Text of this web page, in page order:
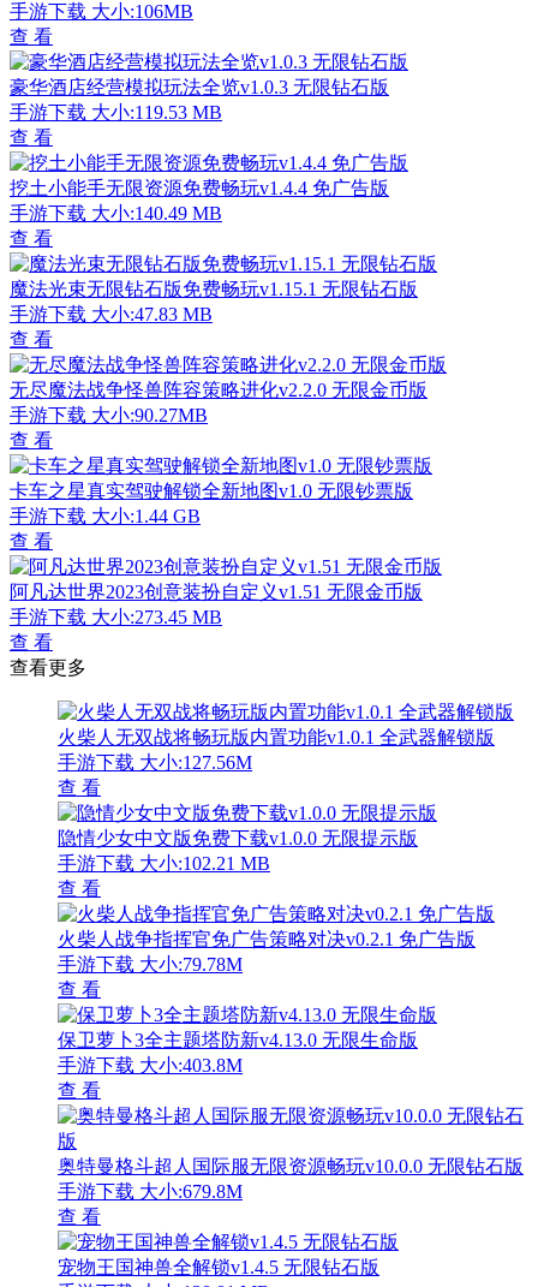
手游下载 大小:106MB
查 看
豪华酒店经营模拟玩法全览v1.0.3 无限钻石版
手游下载 大小:119.53 MB
查 看
挖土小能手无限资源免费畅玩v1.4.4 免广告版
手游下载 大小:140.49 MB
查 看
魔法光束无限钻石版免费畅玩v1.15.1 无限钻石版
手游下载 大小:47.83 MB
查 看
无尽魔法战争怪兽阵容策略进化v2.2.0 无限金币版
手游下载 大小:90.27MB
查 看
卡车之星真实驾驶解锁全新地图v1.0 无限钞票版
手游下载 大小:1.44 GB
查 看
阿凡达世界2023创意装扮自定义v1.51 无限金币版
手游下载 大小:273.45 MB
查 看
查看更多
火柴人无双战将畅玩版内置功能v1.0.1 全武器解锁版
手游下载 大小:127.56M
查 看
隐情少女中文版免费下载v1.0.0 无限提示版
手游下载 大小:102.21 MB
查 看
火柴人战争指挥官免广告策略对决v0.2.1 免广告版
手游下载 大小:79.78M
查 看
保卫萝卜3全主题塔防新v4.13.0 无限生命版
手游下载 大小:403.8M
查 看
奥特曼格斗超人国际服无限资源畅玩v10.0.0 无限钻石版
手游下载 大小:679.8M
查 看
宠物王国神兽全解锁v1.4.5 无限钻石版